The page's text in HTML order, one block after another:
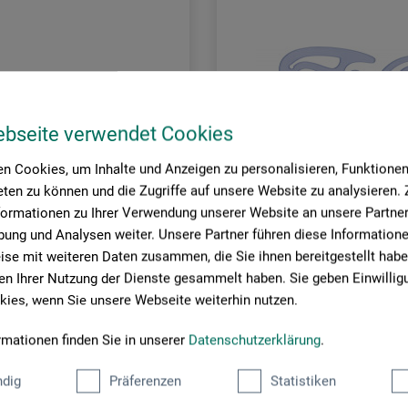
verwendet Cookies
Cookies, um Inhalte und Anzeigen zu personalisieren,
zu können und die Zugriffe auf unsere Website zu analysieren.
zu Ihrer Verwendung unserer Website an unsere
und Analysen weiter. Unsere Partner führen diese
mit weiteren Daten zusammen, die Sie ihnen bereitgestellt
Ihrer Nutzung der Dienste gesammelt haben. Sie geben
wenn Sie unsere Webseite weiterhin nutzen.
finden Sie in unserer Datenschutzerklärung.
Präferenzen Statistiken
EUR
Clark
6,60 EUR *